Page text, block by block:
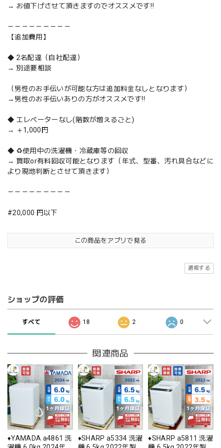
→ お値下げさせて頂きますのでオススメです‼️
－－－－－－－－－
【追加費用】
◆ 2名配達（自社配達）
→ 別途要相談
（男性のお手伝いが可能な方は追加料金なしとなります）
→男性のお手伝いありの方がオススメです‼️
◆ エレベーターなし(階数が増えるごと)
→ ＋1,000円
◆ ♻️使用中の洗濯機・冷蔵庫等の回収
→ 買取or有料回収可能となります（年式、型番、汚れ具合などに
より現地判断とさせて頂きます）
－－－－－－－－－
#20,000 円以下
この商品をアプリで見る
通報する
ショップの評価
すべて 18 2 0
関連商品
♦️YAMADA a4861 洗
♦️SHARP a5334 洗濯
♦️SHARP a5811 洗濯